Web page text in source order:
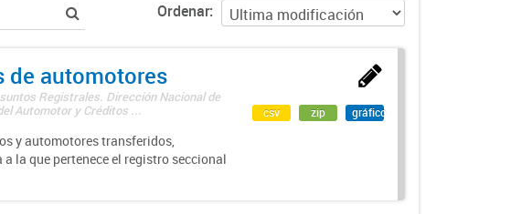
Ordenar
de automotores
Registrales. Dirección Nacional de
Automotor y Créditos ...
y automotores transferidos,
la que pertenece el registro seccional
csv zip gráfico